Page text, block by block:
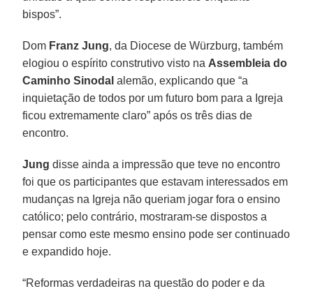
bispos”.
Dom Franz Jung, da Diocese de Würzburg, também
elogiou o espírito construtivo visto na Assembleia do
Caminho Sinodal alemão, explicando que “a
inquietação de todos por um futuro bom para a Igreja
ficou extremamente claro” após os três dias de
encontro.
Jung disse ainda a impressão que teve no encontro
foi que os participantes que estavam interessados em
mudanças na Igreja não queriam jogar fora o ensino
católico; pelo contrário, mostraram-se dispostos a
pensar como este mesmo ensino pode ser continuado
e expandido hoje.
“Reformas verdadeiras na questão do poder e da